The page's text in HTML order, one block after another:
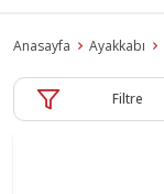
Anasayfa Ayakkabı
Filtre